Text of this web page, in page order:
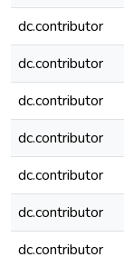
dc.contributor
dc.contributor
dc.contributor
dc.contributor
dc.contributor
dc.contributor
dc.contributor